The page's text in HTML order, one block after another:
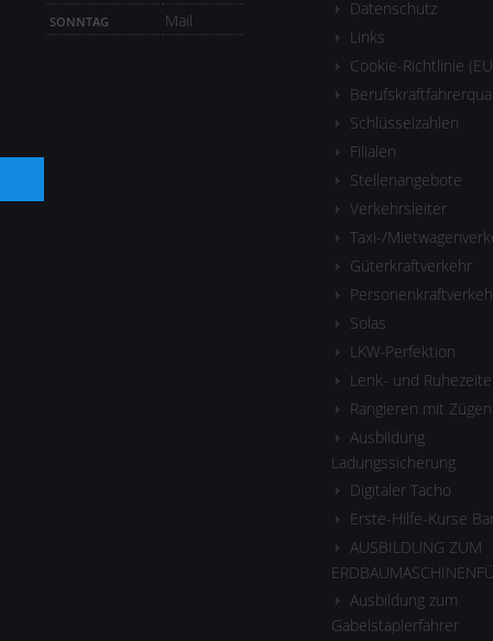
SONNTAG Mail
Datenschutz
Links
Cookie-Richtlinie
Schlüsselzahlen
Filialen
Stellenangebote
Verkehrsleiter
Taxi-/
Güterkraftverkehr
Solas
LKW-Perfektion
Lenk- und
Rangieren mit Zügen
Ausbildung
Ladungssicherung
Digitaler Tacho
Erste-Hilfe-Kurse
AUSBILDUNG ZUM
Ausbildung zum
Gabelstaplerfahrer